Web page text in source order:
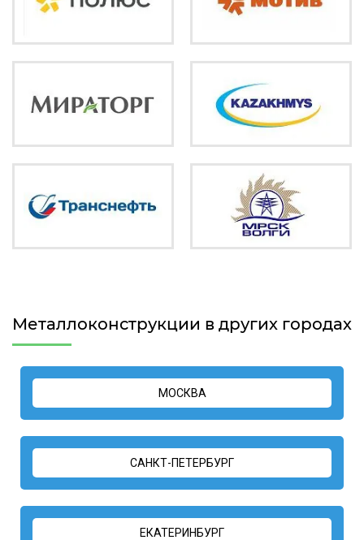
Металлоконструкции в других городах
МОСКВА
САНКТ-ПЕТЕРБУРГ
ЕКАТЕРИНБУРГ